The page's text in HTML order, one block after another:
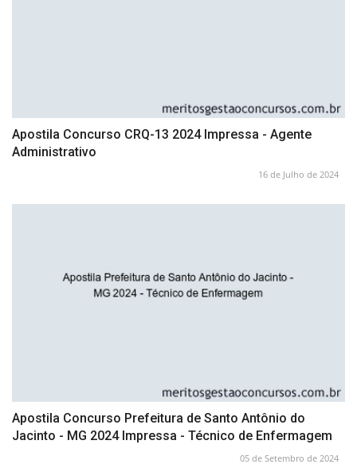
Apostila Concurso CRQ-13 2024 Impressa - Agente
Administrativo
16 de Julho de 2024
Apostila Concurso Prefeitura de Santo Antônio do
Jacinto - MG 2024 Impressa - Técnico de Enfermagem
05 de Setembro de 2024